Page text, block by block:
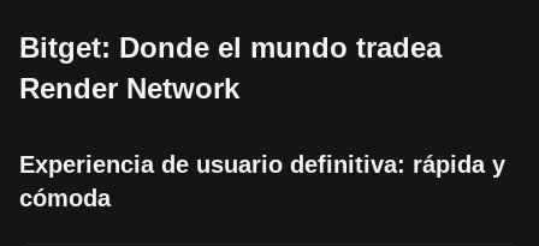
Bitget: Donde el mundo tradea
Render Network
Experiencia de usuario definitiva: rápida y
cómoda